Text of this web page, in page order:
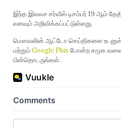
இந்த இலவச சர்வீஸ் டிசம்பர் 19 ஆம்
எனவும் அறிவிக்கப்பட்டுள்ளது.
மௌவலின் ஆட்டோ செய்திகளை
மற்றும்Google Plus போன்ற சமூக
பின்தொடருங்கள்.